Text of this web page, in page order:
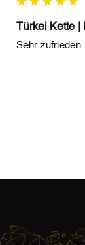
Türkei Kette |
Sehr